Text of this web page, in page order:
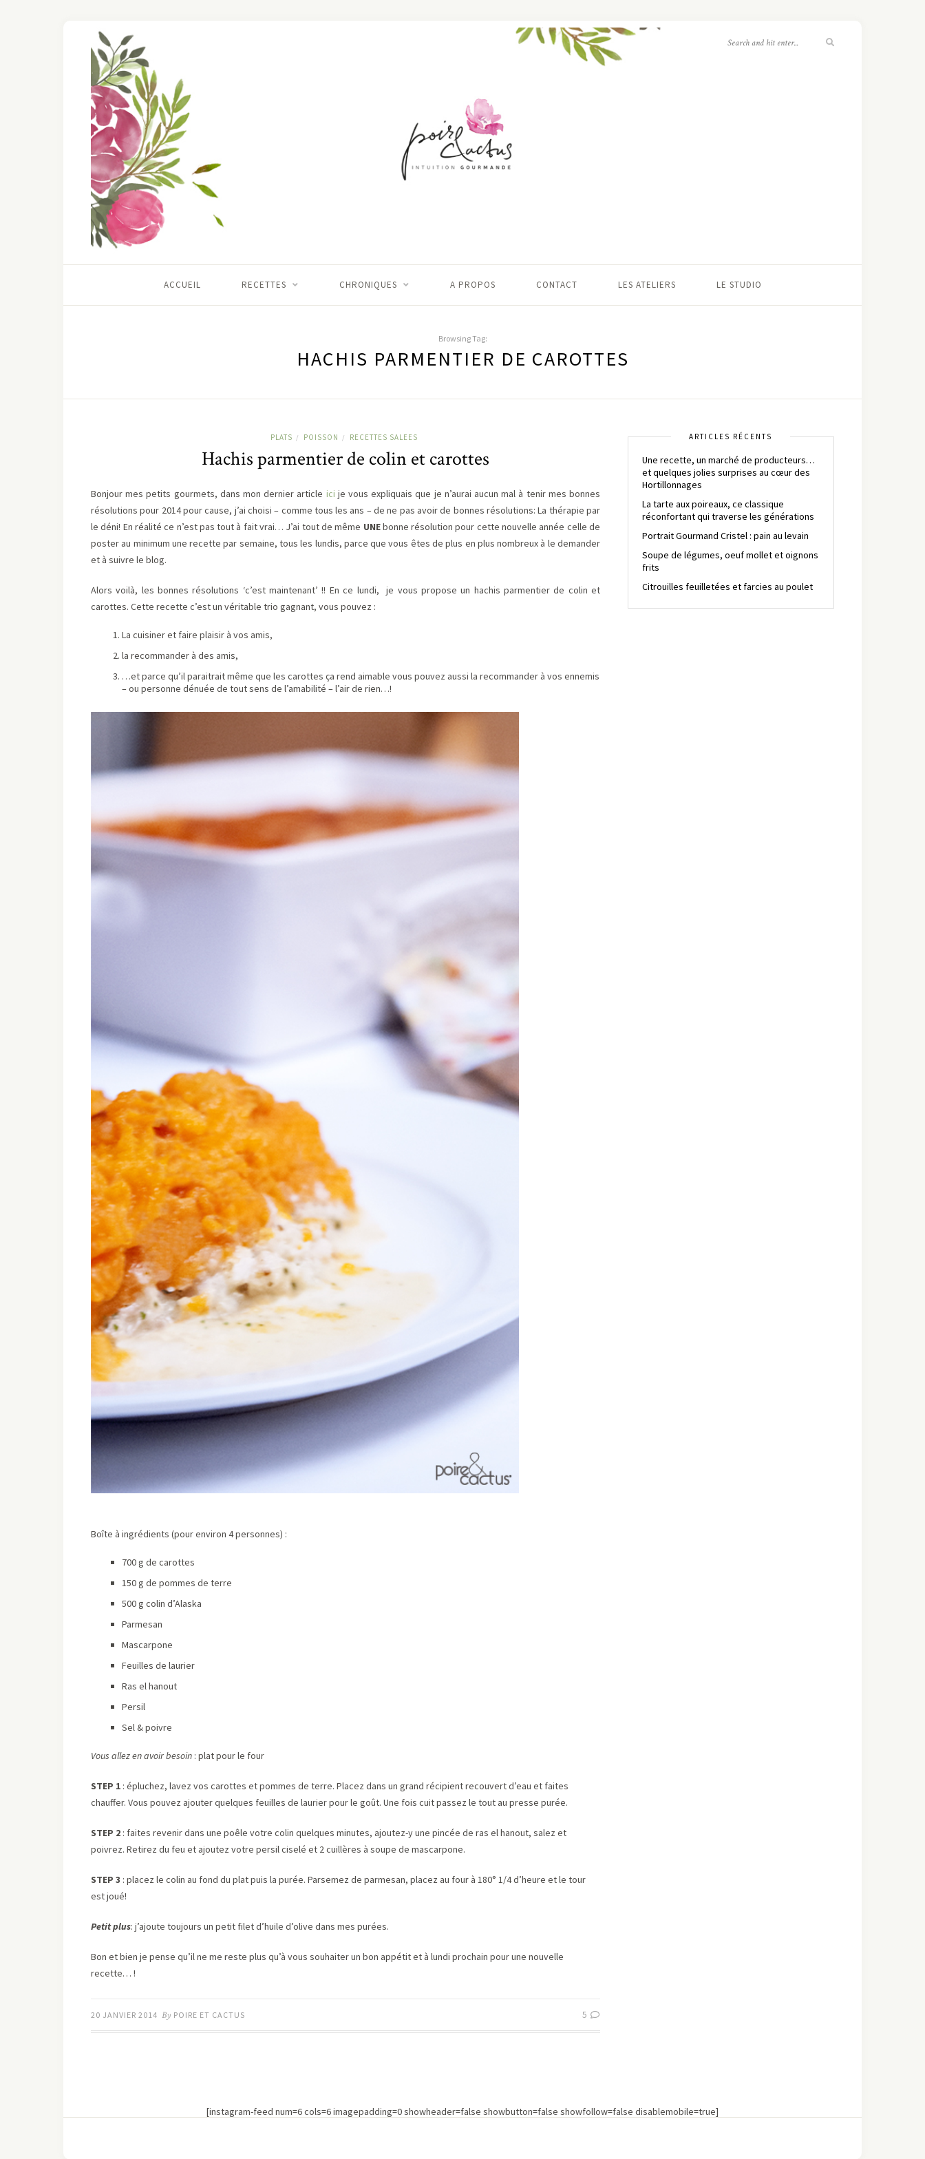
ACCUEIL RECETTES CHRONIQUES A PROPOS CONTACT LES ATELIERS LE STUDIO
Browsing Tag:
HACHIS PARMENTIER DE CAROTTES
PLATS / POISSON / RECETTES SALEES
Hachis parmentier de colin et carottes
Bonjour mes petits gourmets, dans mon dernier article ici je vous expliquais que je n’aurai aucun mal à tenir mes bonnes
résolutions pour 2014 pour cause, j’ai choisi – comme tous les ans – de ne pas avoir de bonnes résolutions: La thérapie par
le déni! En réalité ce n’est pas tout à fait vrai… J’ai tout de même UNEbonne résolution pour cette nouvelle année celle de
poster au minimum une recette par semaine, tous les lundis, parce que vous êtes de plus en plus nombreux à le demander
et à suivre le blog.
Alors voilà, les bonnes résolutions ‘c’est maintenant’ !! En ce lundi, je vous propose un hachis parmentier de colin et
carottes. Cette recette c’est un véritable trio gagnant, vous pouvez :
La cuisiner et faire plaisir à vos amis,
la recommander à des amis,
…et parce qu’il paraitrait même que les carottes ça rend aimable vous pouvez aussi la recommander à vos ennemis
– ou personne dénuée de tout sens de l’amabilité – l’air de rien…!
Boîte à ingrédients (pour environ 4 personnes) :
700 g de carottes
150 g de pommes de terre
500 g colin d’Alaska
Parmesan
Mascarpone
Feuilles de laurier
Ras el hanout
Persil
Sel & poivre
Vous allez en avoir besoin : plat pour le four
STEP 1 : épluchez, lavez vos carottes et pommes de terre. Placez dans un grand récipient recouvert d’eau et faites
chauffer. Vous pouvez ajouter quelques feuilles de laurier pour le goût. Une fois cuit passez le tout au presse purée.
STEP 2 : faites revenir dans une poêle votre colin quelques minutes, ajoutez-y une pincée de ras el hanout, salez et
poivrez. Retirez du feu et ajoutez votre persil ciselé et 2 cuillères à soupe de mascarpone.
STEP 3 : placez le colin au fond du plat puis la purée. Parsemez de parmesan, placez au four à 180° 1/4 d’heure et le tour
est joué!
Petit plus: j’ajoute toujours un petit filet d’huile d’olive dans mes purées.
Bon et bien je pense qu’il ne me reste plus qu’à vous souhaiter un bon appétit et à lundi prochain pour une nouvelle
recette… !
20 JANVIER 2014 By POIRE ET CACTUS 5
ARTICLES RÉCENTS
Une recette, un marché de producteurs…
et quelques jolies surprises au cœur des
Hortillonnages
La tarte aux poireaux, ce classique
réconfortant qui traverse les générations
Portrait Gourmand Cristel : pain au levain
Soupe de légumes, oeuf mollet et oignons
frits
Citrouilles feuilletées et farcies au poulet
[instagram-feed num=6 cols=6 imagepadding=0 showheader=false showbutton=false showfollow=false disablemobile=true]